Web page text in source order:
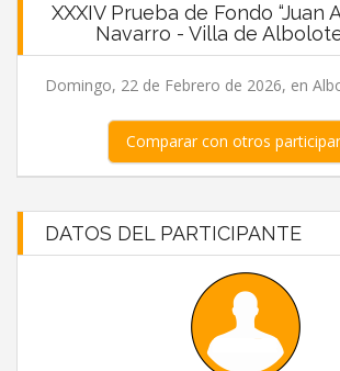
XXXIV Prueba de Fondo “Juan
Navarro - Villa de
Domingo, 22 de Febrero de 2026, en
Comparar con otros
DATOS DEL PARTICIPANTE